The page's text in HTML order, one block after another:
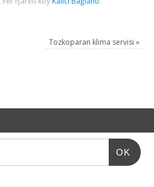
Tozkoparan klima servisi »
OK